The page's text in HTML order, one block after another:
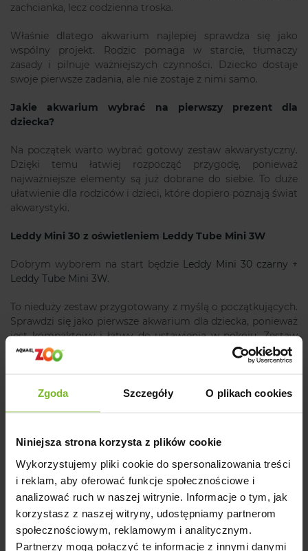
Zgoda Szczegóły O plikach cookies
Niniejsza strona korzysta z plików cookie
Wykorzystujemy pliki cookie do spersonalizowania treści
i reklam, aby oferować funkcje społecznościowe i
analizować ruch w naszej witrynie. Informacje o tym, jak
korzystasz z naszej witryny, udostępniamy partnerom
społecznościowym, reklamowym i analitycznym.
Partnerzy mogą połączyć te informacje z innymi danymi
zachcianka, lecz codzienna troska.
Właśnie dlatego akwarium najlepiej sprawdza się jako
wspólny projekt. Rodzic pomaga w starcie, tłumaczy
zasady i pilnuje ważniejszych czynności. Dziecko dostaje
swoje pierwsze zadania, ale nie zostaje z nimi samo.
Jakie akwarium wybrać na pierwszy prezent dla
dziecka?
Na początek warto wybrać gotowy zestaw akwarystyczny.
Dzięki temu łatwiej rozpocząć przygodę, ponieważ
najważniejsze elementy są już dobrane do siebie. To duże
ułatwienie dla rodziców i dzieci, które dopiero poznają świat
akwarystyki.
Leddy Mini 30 z oświetleniem Leddy Tube Mini 3W
Dobrym wyborem na start będzie Leddy Mini 30 czarny +
Leddy Tube Mini 3W.
To nieduży zestaw przygotowany z myślą o początkujących.
Sprawdzi się jako pierwsze akwarium dla dziecka, ponieważ
jest kompaktowy i łatwy do ustawienia w pokoju. Zestaw
ma filtr Turbo Mini, wygodną pokrywę Smart Open oraz tło
do samodzielnego ozdobienia.
Dzięki temu dziecko może nie tylko obserwować akwarium,
ZESTAW LEDDY
ZESTAW LEDDY